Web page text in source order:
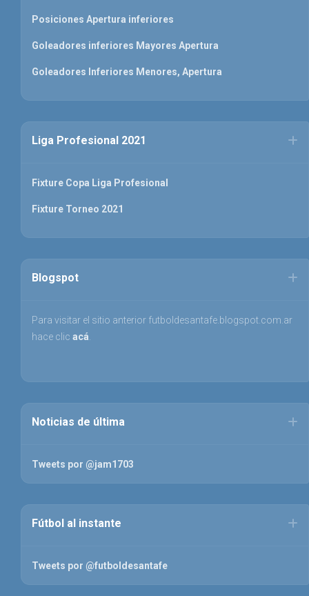
Posiciones Apertura inferiores
Goleadores inferiores Mayores Apertura
Goleadores Inferiores Menores, Apertura
Liga Profesional 2021
Fixture Copa Liga Profesional
Fixture Torneo 2021
Blogspot
Para visitar el sitio anterior futboldesantafe.blogspot.com.ar
hace clic acá.
Noticias de última
Tweets por @jam1703
Fútbol al instante
Tweets por @futboldesantafe